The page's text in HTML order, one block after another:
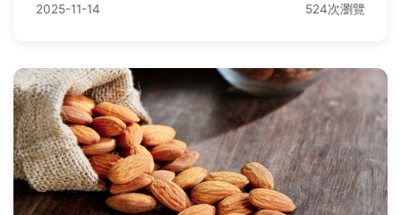
2025-11-14 524次瀏覽